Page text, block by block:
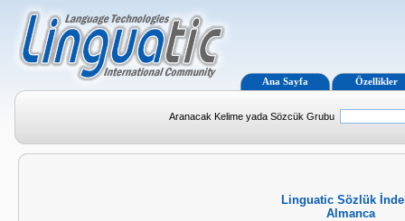
Ana Sayfa Özellikler
Aranacak Kelime yada Sözcük Grubu
Linguatic Sözlük
Almanca